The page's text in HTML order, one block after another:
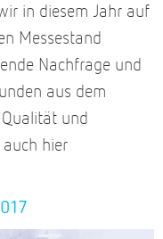
in diesem Jahr auf
Messestand
Nachfrage und
aus dem
und
hier